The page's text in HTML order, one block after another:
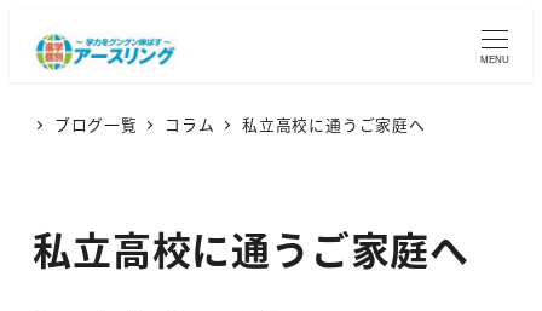
MENU
ブログ一覧 コラム 私立高校に通うご家庭へ
私立高校に通うご家庭へ